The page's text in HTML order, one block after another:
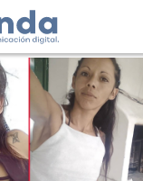
Barraza